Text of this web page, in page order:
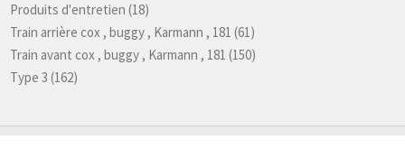
Produits d'entretien (18)
Train arrière cox , buggy , Karmann , 181 (61)
Train avant cox , buggy , Karmann , 181 (150)
Type 3 (162)